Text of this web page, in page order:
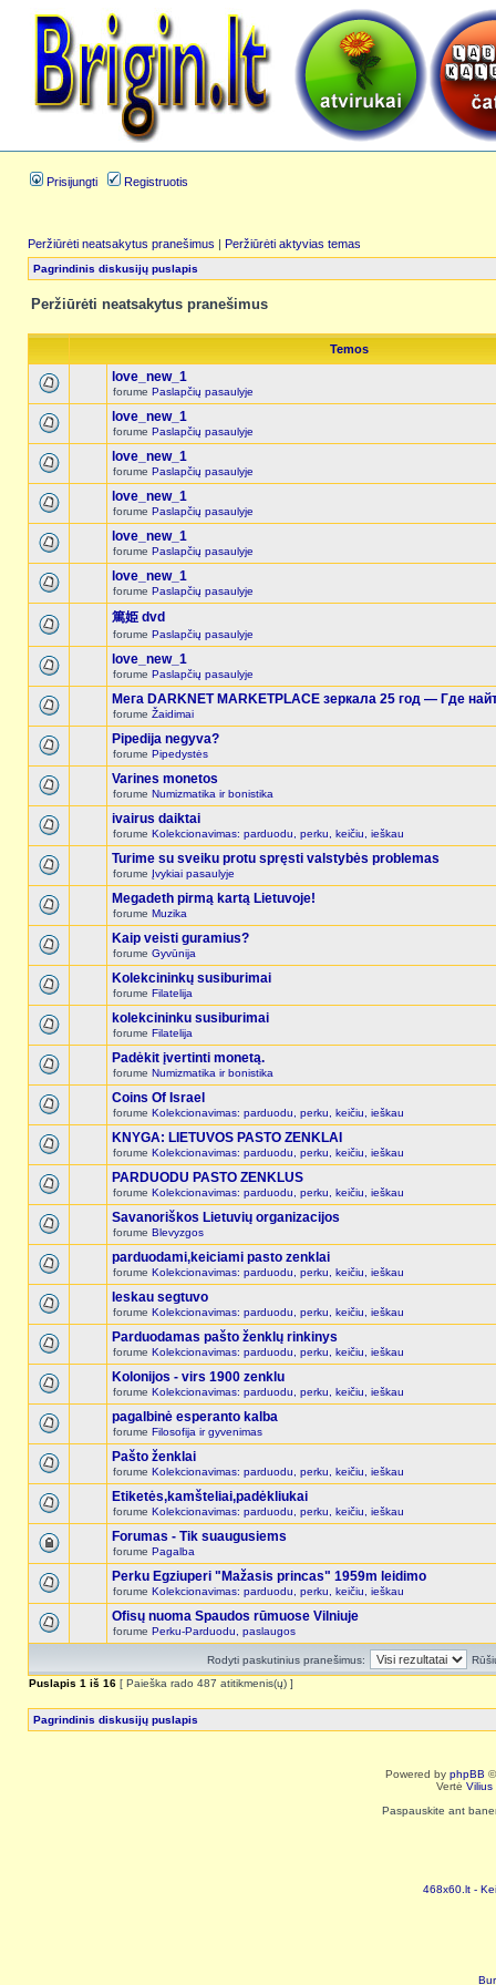
Prisijungti Registruotis
Peržiūrėti neatsakytus pranešimus | Peržiūrėti aktyvias temas
Pagrindinis diskusijų puslapis
Peržiūrėti neatsakytus pranešimus
Temos
love_new_1
forume Paslapčių pasaulyje
love_new_1
forume Paslapčių pasaulyje
love_new_1
forume Paslapčių pasaulyje
love_new_1
forume Paslapčių pasaulyje
love_new_1
forume Paslapčių pasaulyje
love_new_1
forume Paslapčių pasaulyje
篤姫 dvd
forume Paslapčių pasaulyje
love_new_1
forume Paslapčių pasaulyje
Мега DARKNET MARKETPLACE зеркала 25 год — Где
forume Žaidimai
Pipedija negyva?
forume Pipedystės
Varines monetos
forume Numizmatika ir bonistika
ivairus daiktai
forume Kolekcionavimas: parduodu, perku, keičiu, ieškau
Turime su sveiku protu spręsti valstybės problemas
forume Įvykiai pasaulyje
Megadeth pirmą kartą Lietuvoje!
forume Muzika
Kaip veisti guramius?
forume Gyvūnija
Kolekcininkų susiburimai
forume Filatelija
kolekcininku susiburimai
forume Filatelija
Padėkit įvertinti monetą.
forume Numizmatika ir bonistika
Coins Of Israel
forume Kolekcionavimas: parduodu, perku, keičiu, ieškau
KNYGA: LIETUVOS PASTO ZENKLAI
forume Kolekcionavimas: parduodu, perku, keičiu, ieškau
PARDUODU PASTO ZENKLUS
forume Kolekcionavimas: parduodu, perku, keičiu, ieškau
Savanoriškos Lietuvių organizacijos
forume Blevyzgos
parduodami,keiciami pasto zenklai
forume Kolekcionavimas: parduodu, perku, keičiu, ieškau
Ieskau segtuvo
forume Kolekcionavimas: parduodu, perku, keičiu, ieškau
Parduodamas pašto ženklų rinkinys
forume Kolekcionavimas: parduodu, perku, keičiu, ieškau
Kolonijos - virs 1900 zenklu
forume Kolekcionavimas: parduodu, perku, keičiu, ieškau
pagalbinė esperanto kalba
forume Filosofija ir gyvenimas
Pašto ženklai
forume Kolekcionavimas: parduodu, perku, keičiu, ieškau
Etiketės,kamšteliai,padėkliukai
forume Kolekcionavimas: parduodu, perku, keičiu, ieškau
Forumas - Tik suaugusiems
forume Pagalba
Perku Egziuperi "Mažasis princas" 1959m leidimo
forume Kolekcionavimas: parduodu, perku, keičiu, ieškau
Ofisų nuoma Spaudos rūmuose Vilniuje
forume Perku-Parduodu, paslaugos
Rodyti paskutinius pranešimus:
Puslapis 1 iš 16 [ Paieška rado 487 atitikmenis(ų) ]
Pagrindinis diskusijų puslapis
Powered by phpBB
Vertė Vilius
Paspauskite ant
468x60.lt -